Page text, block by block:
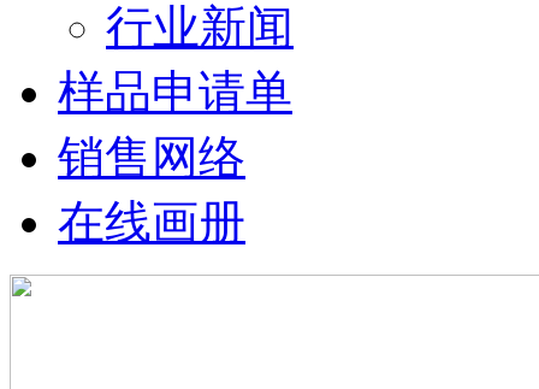
行业新闻
样品申请单
销售网络
在线画册